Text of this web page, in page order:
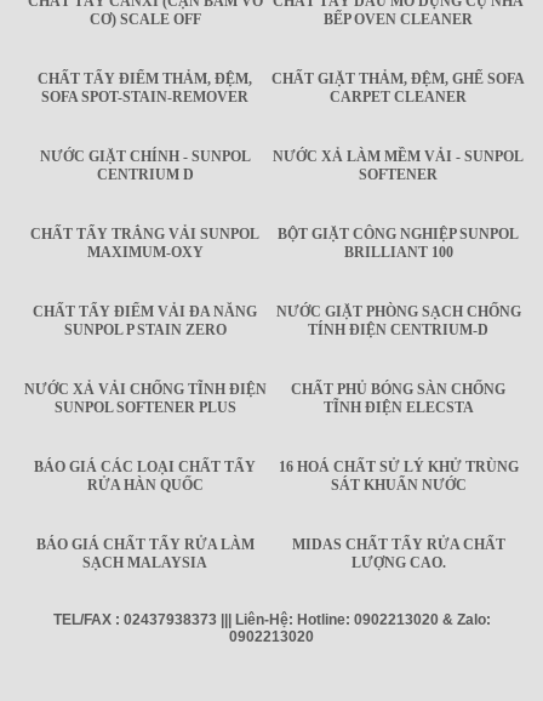
CƠ) SCALE OFF
BẾP OVEN CLEANER
CHẤT TẨY ĐIỂM THẢM, ĐỆM,
SOFA SPOT-STAIN-REMOVER
CHẤT GIẶT THẢM, ĐỆM, GHẾ SOFA
CARPET CLEANER
NƯỚC GIẶT CHÍNH - SUNPOL
CENTRIUM D
NƯỚC XẢ LÀM MỀM VẢI - SUNPOL
SOFTENER
CHẤT TẨY TRẮNG VẢI SUNPOL
MAXIMUM-OXY
BỘT GIẶT CÔNG NGHIỆP SUNPOL
BRILLIANT 100
CHẤT TẨY ĐIỂM VẢI ĐA NĂNG
SUNPOL P STAIN ZERO
NƯỚC GIẶT PHÒNG SẠCH CHỐNG
TÍNH ĐIỆN CENTRIUM-D
NƯỚC XẢ VẢI CHỐNG TĨNH ĐIỆN
SUNPOL SOFTENER PLUS
CHẤT PHỦ BÓNG SÀN CHỐNG
TĨNH ĐIỆN ELECSTA
BÁO GIÁ CÁC LOẠI CHẤT TẨY
RỬA HÀN QUỐC
16 HOÁ CHẤT SỬ LÝ KHỬ TRÙNG
SÁT KHUẨN NƯỚC
BÁO GIÁ CHẤT TẨY RỬA LÀM
SẠCH MALAYSIA
MIDAS CHẤT TẨY RỬA CHẤT
LƯỢNG CAO.
TEL/FAX : 02437938373 ||| Liên-Hệ: Hotline: 0902213020 & Zalo:
0902213020